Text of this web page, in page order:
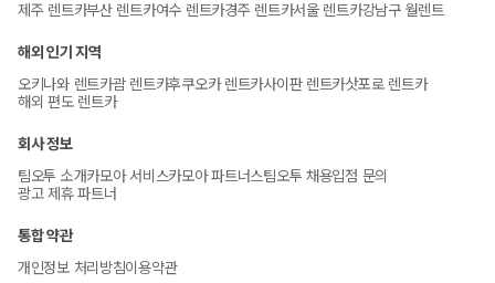
제주 렌트카부산 렌트카여수 렌트카경주 렌트카서울 렌트카강남구 월렌트
해외 인기 지역
오키나와 렌트카괌 렌트카후쿠오카 렌트카사이판 렌트카삿포로 렌트카
해외 편도 렌트카
회사 정보
팀오투 소개카모아 서비스카모아 파트너스팀오투 채용입점 문의
광고 제휴 파트너
통합 약관
개인정보 처리방침이용약관